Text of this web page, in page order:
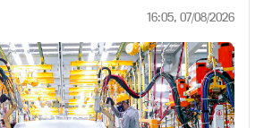
16:05, 07/08/2026